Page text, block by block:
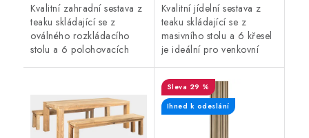
Kvalitní zahradní sestava z
teaku skládající se z
oválného rozkládacího
stolu a 6 polohovacích
proti...
Kvalitní jídelní sestava z
teaku skládající se z
masivního stolu a 6 křesel
je ideální pro venkovní
velice odolné proti vnějším
vlivům, nepříznivé...
29 %
Ihned k odeslání